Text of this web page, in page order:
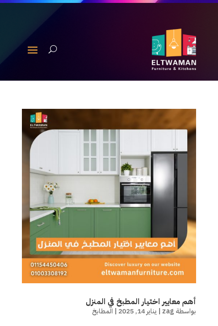
أهم معايير اختيار المطبخ في المنزل
بواسطة zag
| يناير 14, 2025 | المطابخ